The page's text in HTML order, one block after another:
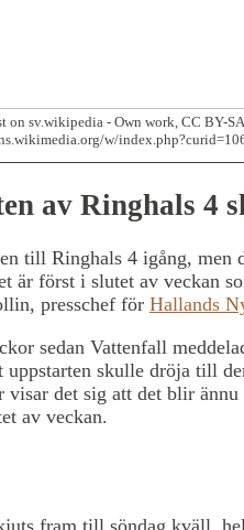
on sv.wikipedia - Own work, CC BY-
w/
av Ringhals 4
till Ringhals 4 igång, men
är först i slutet av veckan
presschef för Hallands
sedan Vattenfall
uppstarten skulle dröja till
visar det sig att det blir
av veckan.
fram till söndag kväll,